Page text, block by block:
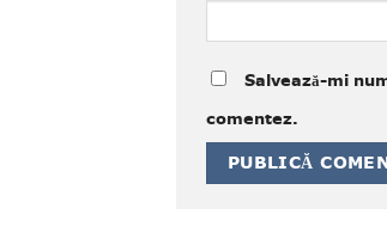
Salvează-mi
comentez.